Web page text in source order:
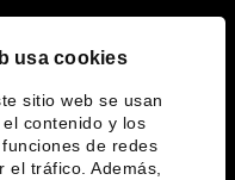
usa cookies
sitio web se usan
contenido y los
de redes
el tráfico. Además,